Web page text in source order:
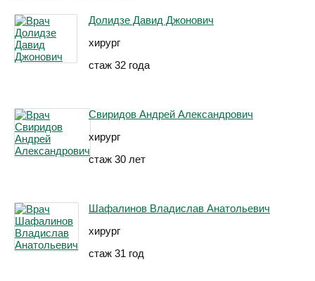
Долидзе Давид Джонович
хирург
стаж 32 года
Свиридов Андрей Александрович
хирург
стаж 30 лет
Шафалинов Владислав Анатольевич
хирург
стаж 31 год